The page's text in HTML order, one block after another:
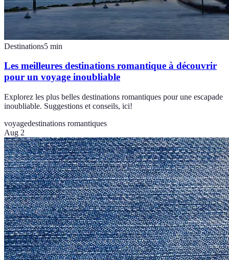
Destinations5 min
Les meilleures destinations romantique à découvrir
pour un voyage inoubliable
Explorez les plus belles destinations romantiques pour une escapade
inoubliable. Suggestions et conseils, ici!
voyagedestinations romantiques
Aug 2